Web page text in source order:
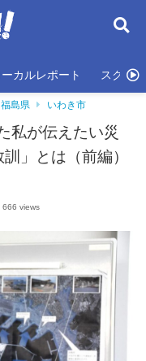
ーカルレポート スクール
福島県 いわき市
私が伝えたい災
」とは（前編）
666 views